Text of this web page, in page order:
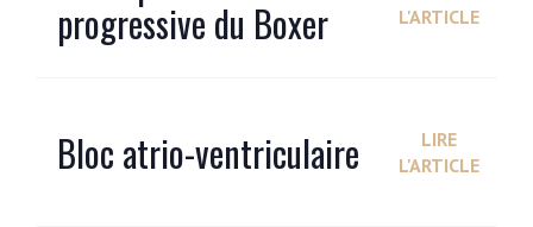
progressive du Boxer
L'ARTICLE
Bloc atrio-ventriculaire
LIRE
L'ARTICLE